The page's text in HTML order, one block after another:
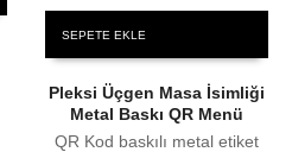
SEPETE EKLE
Pleksi Üçgen Masa İsimliği
Metal Baskı QR Menü
QR Kod baskılı metal etiket